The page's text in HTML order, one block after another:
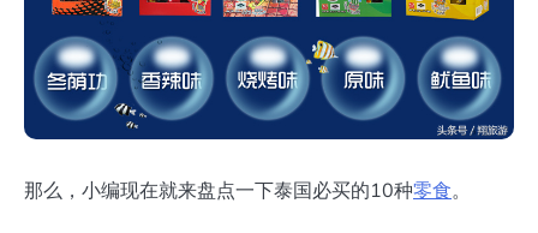
那么，小编现在就来盘点一下泰国必买的10种零食。